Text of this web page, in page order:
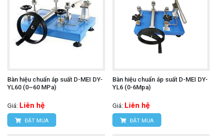
Bàn hiệu chuẩn áp suất D-MEI DY-
YL60 (0~60 MPa)
Giá: Liên hệ
ĐẶT MUA
Bàn hiệu chuẩn áp suất D-MEI DY-
YL6 (0-6Mpa)
Giá: Liên hệ
ĐẶT MUA